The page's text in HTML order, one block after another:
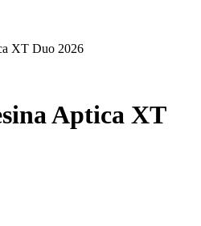
XT Duo 2026
Aptica XT